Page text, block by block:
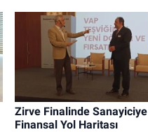
Zirve Finalinde Sanayiciye
Finansal Yol Haritası